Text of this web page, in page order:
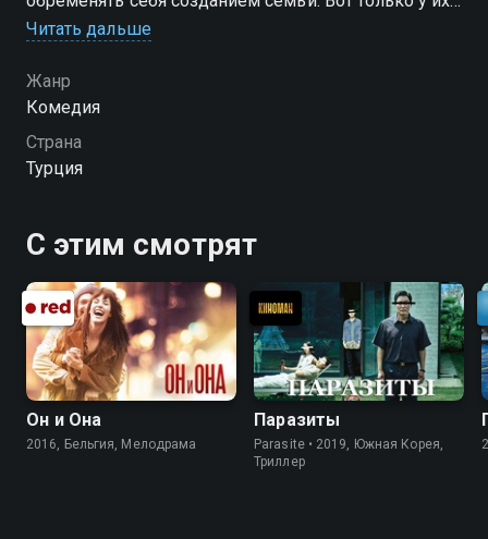
родителей совершенно иные планы. Осталось лишь
встречу…
Читать дальше
Жанр
Комедия
Страна
Турция
С этим смотрят
Он и Она
2016, Бельгия, Мелодрама
Паразиты
Parasite • 2019, Южная Корея,
Триллер